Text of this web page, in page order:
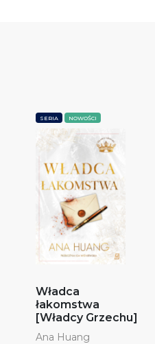
SERIA NOWOŚCI
Władca
łakomstwa
[Władcy Grzechu]
Ana Huang